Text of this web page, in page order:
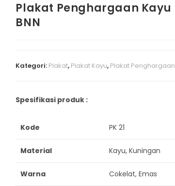
Plakat Penghargaan Kayu
BNN
Kategori: Plakat, Plakat Kayu, Plakat Penghargaan
Spesifikasi produk :
Kode PK 21
Material Kayu, Kuningan
Warna Cokelat, Emas